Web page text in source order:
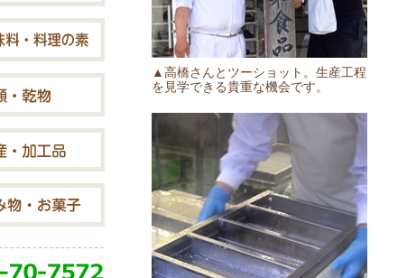
▲高橋さんとツーショット。生産工程
を見学できる貴重な機会です。